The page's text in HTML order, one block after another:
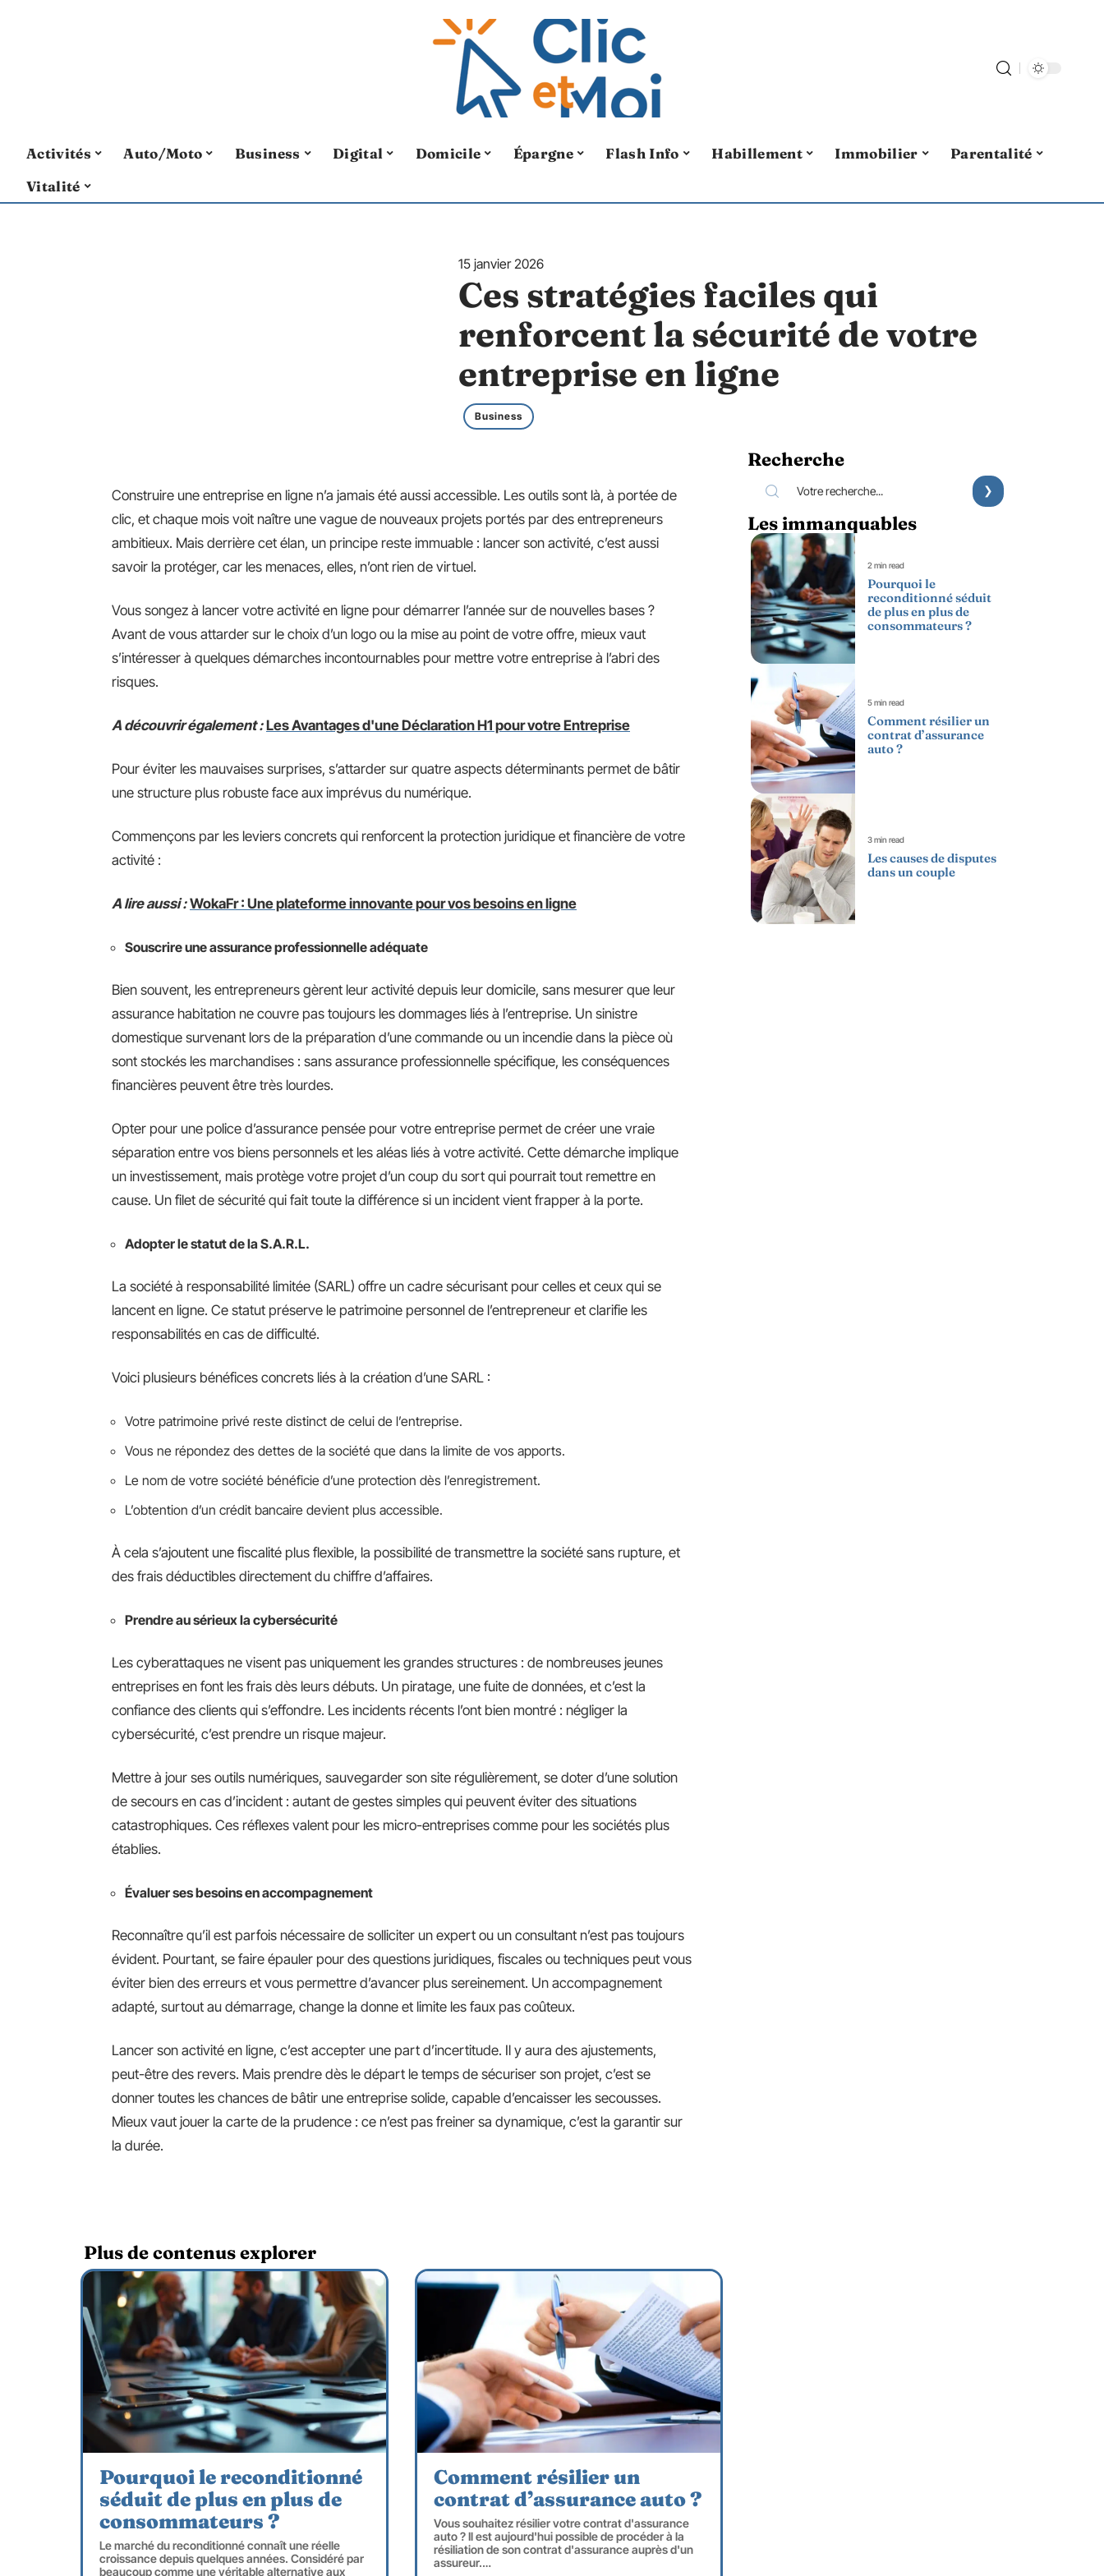
Activités Auto/Moto Business Digital Domicile Épargne Flash Info Habillement Immobilier
Parentalité
Vitalité
15 janvier 2026
Ces stratégies faciles qui
renforcent la sécurité de votre
entreprise en ligne
Business
Construire une entreprise en ligne n’a jamais été aussi accessible. Les outils sont là, à portée de
clic, et chaque mois voit naître une vague de nouveaux projets portés par des entrepreneurs
ambitieux. Mais derrière cet élan, un principe reste immuable : lancer son activité, c’est aussi
savoir la protéger, car les menaces, elles, n’ont rien de virtuel.
Vous songez à lancer votre activité en ligne pour démarrer l’année sur de nouvelles bases ?
Avant de vous attarder sur le choix d’un logo ou la mise au point de votre offre, mieux vaut
s’intéresser à quelques démarches incontournables pour mettre votre entreprise à l’abri des
risques.
A découvrir également : Les Avantages d'une Déclaration H1 pour votre Entreprise
Pour éviter les mauvaises surprises, s’attarder sur quatre aspects déterminants permet de bâtir
une structure plus robuste face aux imprévus du numérique.
Commençons par les leviers concrets qui renforcent la protection juridique et financière de votre
activité :
A lire aussi : WokaFr : Une plateforme innovante pour vos besoins en ligne
Souscrire une assurance professionnelle adéquate
Bien souvent, les entrepreneurs gèrent leur activité depuis leur domicile, sans mesurer que leur
assurance habitation ne couvre pas toujours les dommages liés à l’entreprise. Un sinistre
domestique survenant lors de la préparation d’une commande ou un incendie dans la pièce où
sont stockés les marchandises : sans assurance professionnelle spécifique, les conséquences
financières peuvent être très lourdes.
Opter pour une police d’assurance pensée pour votre entreprise permet de créer une vraie
séparation entre vos biens personnels et les aléas liés à votre activité. Cette démarche implique
un investissement, mais protège votre projet d’un coup du sort qui pourrait tout remettre en
cause. Un filet de sécurité qui fait toute la différence si un incident vient frapper à la porte.
Adopter le statut de la S.A.R.L.
La société à responsabilité limitée (SARL) offre un cadre sécurisant pour celles et ceux qui se
lancent en ligne. Ce statut préserve le patrimoine personnel de l’entrepreneur et clarifie les
responsabilités en cas de difficulté.
Voici plusieurs bénéfices concrets liés à la création d’une SARL :
Votre patrimoine privé reste distinct de celui de l’entreprise.
Vous ne répondez des dettes de la société que dans la limite de vos apports.
Le nom de votre société bénéficie d’une protection dès l’enregistrement.
L’obtention d’un crédit bancaire devient plus accessible.
À cela s’ajoutent une fiscalité plus flexible, la possibilité de transmettre la société sans rupture, et
des frais déductibles directement du chiffre d’affaires.
Prendre au sérieux la cybersécurité
Les cyberattaques ne visent pas uniquement les grandes structures : de nombreuses jeunes
entreprises en font les frais dès leurs débuts. Un piratage, une fuite de données, et c’est la
confiance des clients qui s’effondre. Les incidents récents l’ont bien montré : négliger la
cybersécurité, c’est prendre un risque majeur.
Mettre à jour ses outils numériques, sauvegarder son site régulièrement, se doter d’une solution
de secours en cas d’incident : autant de gestes simples qui peuvent éviter des situations
catastrophiques. Ces réflexes valent pour les micro-entreprises comme pour les sociétés plus
établies.
Évaluer ses besoins en accompagnement
Reconnaître qu’il est parfois nécessaire de solliciter un expert ou un consultant n’est pas toujours
évident. Pourtant, se faire épauler pour des questions juridiques, fiscales ou techniques peut vous
éviter bien des erreurs et vous permettre d’avancer plus sereinement. Un accompagnement
adapté, surtout au démarrage, change la donne et limite les faux pas coûteux.
Lancer son activité en ligne, c’est accepter une part d’incertitude. Il y aura des ajustements,
peut-être des revers. Mais prendre dès le départ le temps de sécuriser son projet, c’est se
donner toutes les chances de bâtir une entreprise solide, capable d’encaisser les secousses.
Mieux vaut jouer la carte de la prudence : ce n’est pas freiner sa dynamique, c’est la garantir sur
la durée.
Plus de contenus explorer
Pourquoi le reconditionné
séduit de plus en plus de
consommateurs ?
Le marché du reconditionné connaît une réelle
croissance depuis quelques années. Considéré par
beaucoup comme une véritable alternative aux
Comment résilier un
contrat d’assurance auto ?
Vous souhaitez résilier votre contrat d'assurance
auto ? Il est aujourd'hui possible de procéder à la
résiliation de son contrat d'assurance auprès d'un
assureur.…
Recherche
Les immanquables
2 min read
Pourquoi le
reconditionné séduit
de plus en plus de
consommateurs ?
5 min read
Comment résilier un
contrat d’assurance
auto ?
3 min read
Les causes de disputes
dans un couple